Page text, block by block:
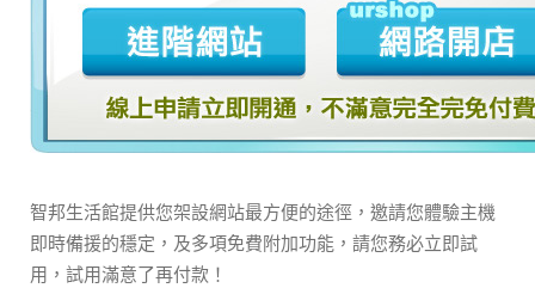
智邦生活館提供您架設網站最方便的途徑，邀請您體驗主機
即時備援的穩定，及多項免費附加功能，請您務必立即試
用，試用滿意了再付款！